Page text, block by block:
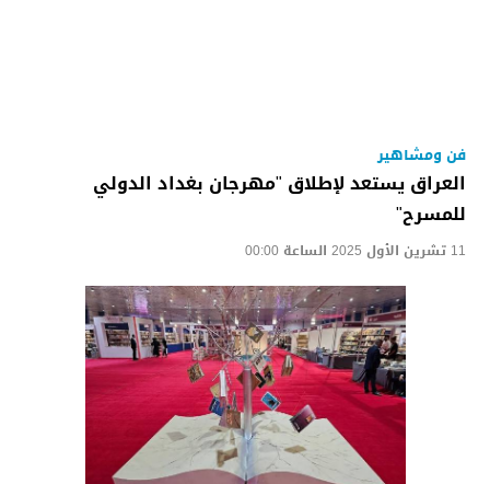
فن ومشاهير
العراق يستعد لإطلاق "مهرجان بغداد الدولي
للمسرح"
11 تشرين الأول 2025 الساعة 00:00